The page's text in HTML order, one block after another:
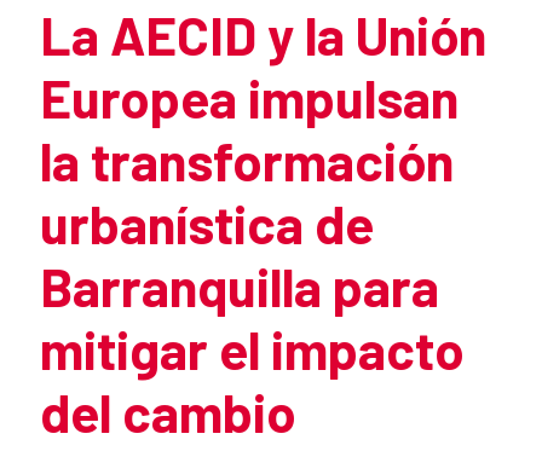
La AECID y la Unión
Europea impulsan
la transformación
urbanística de
Barranquilla para
mitigar el impacto
del cambio